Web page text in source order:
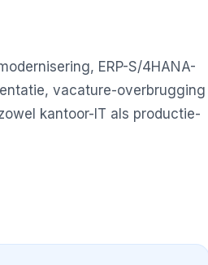
ERP-S/4HANA-
vacature-overbrugging
kantoor-IT als productie-